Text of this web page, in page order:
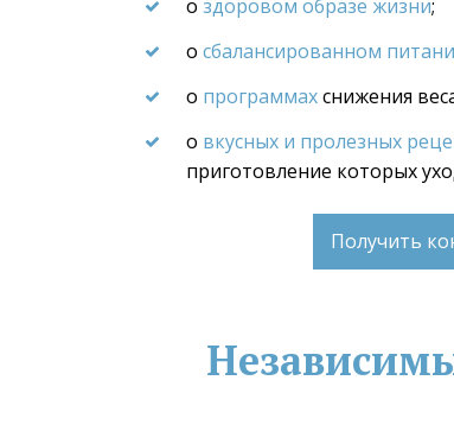
о здоровом образе жизни;
о сбалансированном
о программах снижения
о вкусных и пролезных
приготовление которых
Получить